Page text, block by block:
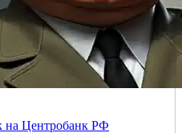
на Центробанк РФ